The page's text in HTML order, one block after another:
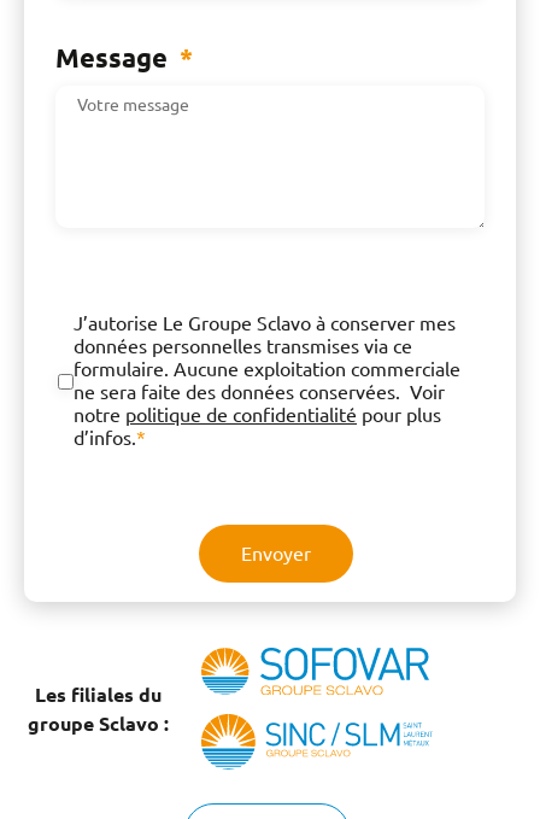
Message *
J’autorise Le Groupe Sclavo à conserver mes
données personnelles transmises via ce
formulaire. Aucune exploitation commerciale
ne sera faite des données conservées. Voir
notre politique de confidentialité pour plus
d’infos.*
Envoyer
Les filiales du
groupe Sclavo :